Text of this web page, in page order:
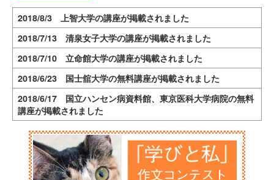
2018/8/3 上智大学の講座が掲載されました
2018/7/13 清泉女子大学の講座が掲載されました
2018/7/10 立命館大学の講座が掲載されました
2018/6/23 国士舘大学の無料講座が掲載されました
2018/6/17 国立ハンセン病資料館、東京医科大学病院の無料
講座が掲載されました